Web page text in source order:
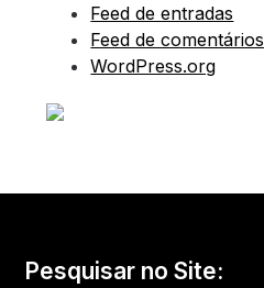
Feed de entradas
Feed de comentários
WordPress.org
Pesquisar no Site: